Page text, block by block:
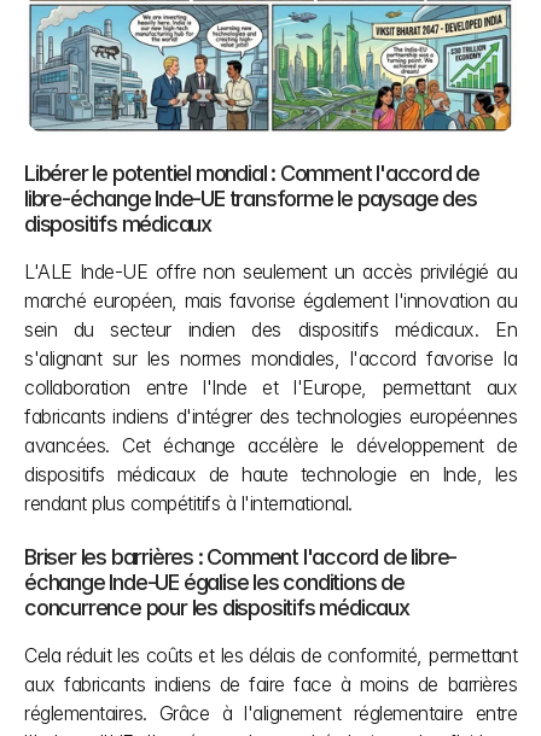
Libérer le potentiel mondial : Comment l'accord de
libre-échange Inde-UE transforme le paysage des
dispositifs médicaux
L'ALE Inde-UE offre non seulement un accès privilégié au
marché européen, mais favorise également l'innovation au
sein du secteur indien des dispositifs médicaux. En
s'alignant sur les normes mondiales, l'accord favorise la
collaboration entre l'Inde et l'Europe, permettant aux
fabricants indiens d'intégrer des technologies européennes
avancées. Cet échange accélère le développement de
dispositifs médicaux de haute technologie en Inde, les
rendant plus compétitifs à l'international.
Briser les barrières : Comment l'accord de libre-
échange Inde-UE égalise les conditions de
concurrence pour les dispositifs médicaux
Cela réduit les coûts et les délais de conformité, permettant
aux fabricants indiens de faire face à moins de barrières
réglementaires. Grâce à l'alignement réglementaire entre